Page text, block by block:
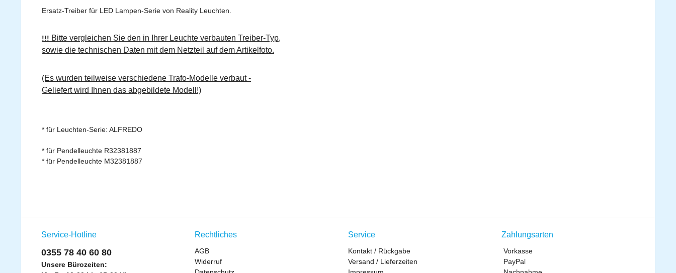
Ersatz-Treiber für LED Lampen-Serie von Reality Leuchten.
!!! Bitte vergleichen Sie den in Ihrer Leuchte verbauten Treiber-Typ,
sowie die technischen Daten mit dem Netzteil auf dem Artikelfoto.
(Es wurden teilweise verschiedene Trafo-Modelle verbaut -
Geliefert wird Ihnen das abgebildete Modell!)
* für Leuchten-Serie: ALFREDO
* für Pendelleuchte R32381887
* für Pendelleuchte M32381887
Service-Hotline
0355 78 40 60 80
Unsere Bürozeiten:
Rechtliches
AGB
Widerruf
Service
Kontakt / Rückgabe
Versand / Lieferzeiten
Zahlungsarten
Vorkasse
PayPal